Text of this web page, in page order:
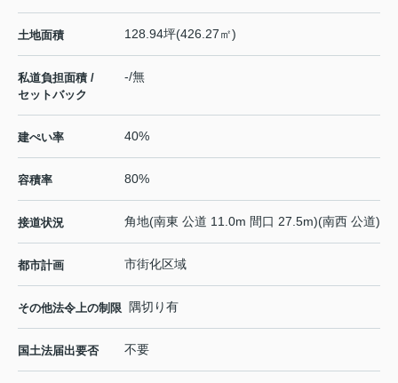
土地面積 128.94坪(426.27㎡)
私道負担面積 /
セットバック
-/無
建ぺい率 40%
容積率 80%
接道状況 角地(南東 公道 11.0m 間口 27.5m)(南西 公道)
都市計画 市街化区域
その他法令上の制限 隅切り有
国土法届出要否 不要